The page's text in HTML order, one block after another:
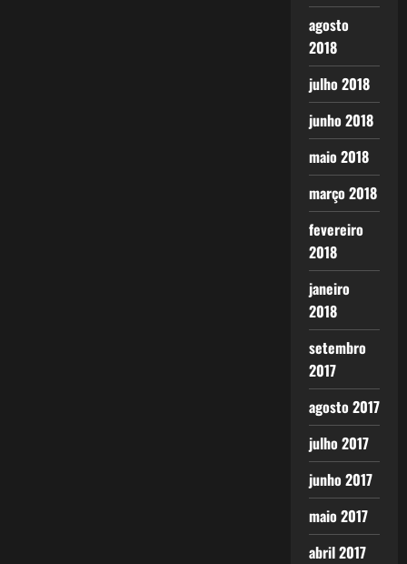
agosto
2018
julho 2018
junho 2018
maio 2018
março 2018
fevereiro
2018
janeiro
2018
setembro
2017
agosto 2017
julho 2017
junho 2017
maio 2017
abril 2017